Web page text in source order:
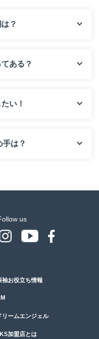
？
ある？
い！
は？
us
袖お役立ち情報
リームエンジェル
加盟店とは